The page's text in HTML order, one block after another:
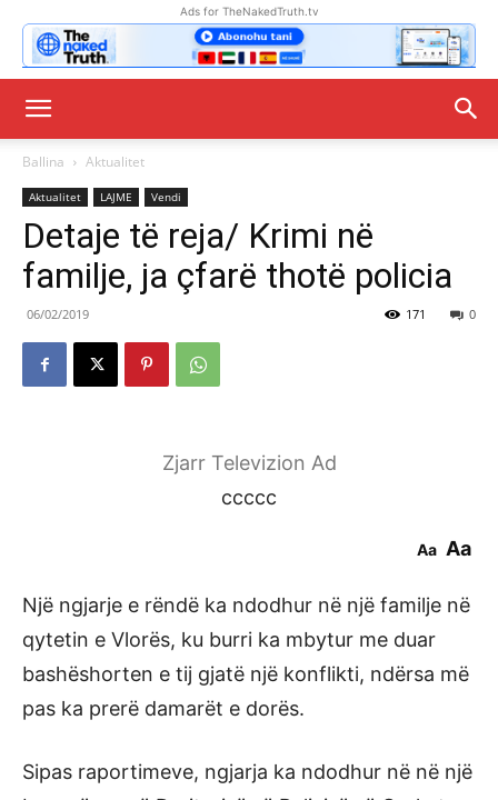
Ads for TheNakedTruth.tv
Ballina Aktualitet
Aktualitet LAJME Vendi
Detaje të reja/ Krimi në
familje, ja çfarë thotë policia
06/02/2019 0
171
Zjarr Televizion Ad
ccccc
Aa Aa
Një ngjarje e rëndë ka ndodhur në një familje në
qytetin e Vlorës, ku burri ka mbytur me duar
bashëshorten e tij gjatë një konflikti, ndërsa më
pas ka prerë damarët e dorës.
Sipas raportimeve, ngjarja ka ndodhur në në një